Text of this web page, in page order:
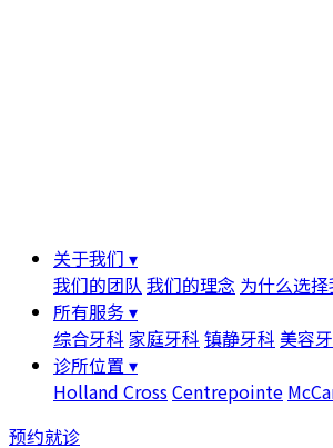
关于我们 ▾
我们的团队 我们的理念 为什么选
所有服务 ▾
综合牙科 家庭牙科 镇静牙科 美容
诊所位置 ▾
Holland CrossCentrepointe
预约就诊